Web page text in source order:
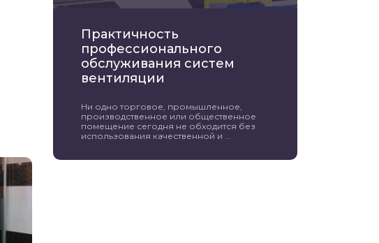
Практичность
профессионального
обслуживания систем
вентиляции
Ни одно торговое, промышленное,
производственное или общественное
помещение сегодня не обходится без
использования качественной и ...